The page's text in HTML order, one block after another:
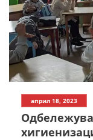
април 18, 2023